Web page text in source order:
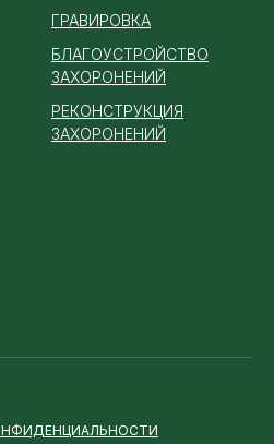
ГРАВИРОВКА
БЛАГОУСТРОЙСТВО
ЗАХОРОНЕНИЙ
РЕКОНСТРУКЦИЯ
ЗАХОРОНЕНИЙ